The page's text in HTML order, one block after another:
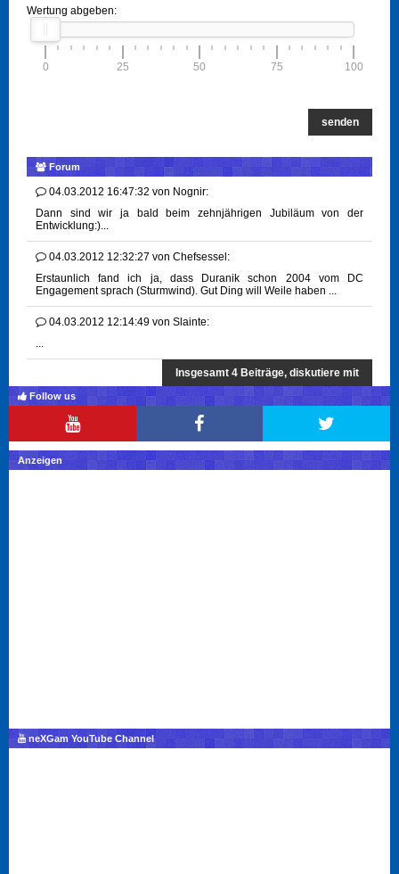
Wertung abgeben:
0 25 50 75 100
senden
Forum
04.03.2012 16:47:32 von Nognir:
Dann sind wir ja bald beim zehnjährigen Jubiläum von der
Entwicklung:)...
04.03.2012 12:32:27 von Chefsessel:
Erstaunlich fand ich ja, dass Duranik schon 2004 vom DC
Engagement sprach (Sturmwind). Gut Ding will Weile haben ...
04.03.2012 12:14:49 von Slainte:
...
Insgesamt 4 Beiträge, diskutiere mit
Follow us
Anzeigen
neXGam YouTube Channel